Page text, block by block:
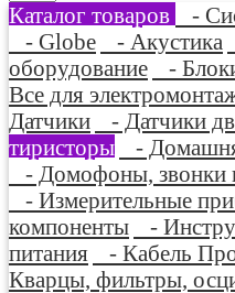
Каталог товаров
-
- Globe
- Акустика
оборудование
-
Все для
Датчики
- Датчики
тиристоры
-
- Домофоны, звонки
- Измерительные
компоненты
-
питания
- Кабель
Кварцы, фильтры,